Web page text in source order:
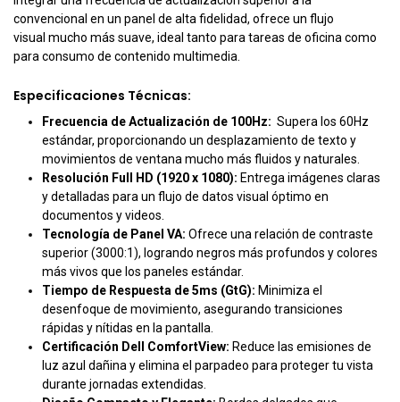
convencional en un panel de alta fidelidad, ofrece un flujo
visual mucho más suave, ideal tanto para tareas de oficina como
para consumo de contenido multimedia.
Especificaciones Técnicas:
Frecuencia de Actualización de 100Hz: Supera los 60Hz
estándar, proporcionando un desplazamiento de texto y
movimientos de ventana mucho más fluidos y naturales.
Resolución Full HD (1920 x 1080): Entrega imágenes claras
y detalladas para un flujo de datos visual óptimo en
documentos y videos.
Tecnología de Panel VA: Ofrece una relación de contraste
superior (3000:1), logrando negros más profundos y colores
más vivos que los paneles estándar.
Tiempo de Respuesta de 5ms (GtG): Minimiza el
desenfoque de movimiento, asegurando transiciones
rápidas y nítidas en la pantalla.
Certificación Dell ComfortView: Reduce las emisiones de
luz azul dañina y elimina el parpadeo para proteger tu vista
durante jornadas extendidas.